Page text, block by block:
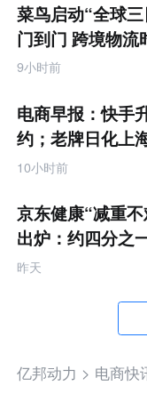
菜鸟启动“全球
门到门 跨境物流
9小时前
电商早报：快手
约；老牌日化上
破产
10小时前
京东健康“减重
出炉：约四分之
200元挑战金
昨天
亿邦动力 > 电商快